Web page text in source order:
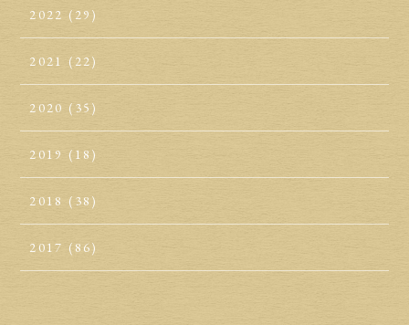
2022 (29)
2021 (22)
2020 (35)
2019 (18)
2018 (38)
2017 (86)